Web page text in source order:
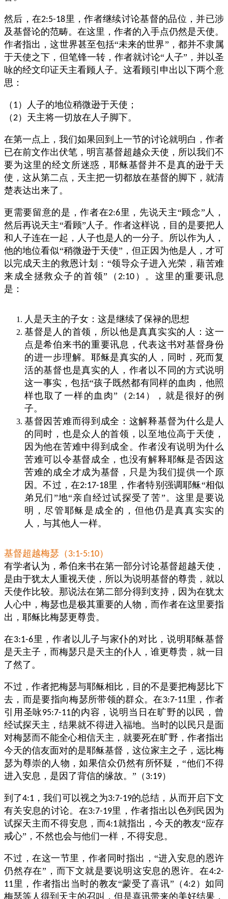
然后，在2:5-18里，作者继续讨论基督的品位，并已涉
及基督论的范畴。在这里，作者的入手点仍然是天使。
作者指出，这世界甚至包括“未来的世界”，都并不隶属
于天使之下，但笔锋一转，作者就讨论“人子”，并以圣
咏的经文印证天主看顾人子。这看顾引申出以下两个意
思：
（ 1）人子的地位稍微逊于天使；
（2）天主将一切放在人子脚下。
在第一点上，我们如果回到上一节的讨论就明白，作者
已在前文作出伏笔，明言基督超越众天使，所以我们不
要为这里的经文所迷惑，耶稣基督并不是真的逊于天
使，这从第二点，天主把一切都放在基督的脚下，就清
楚表达出来了。
更需要留意的是，作者在2:6里，先说天主“顾念”人，
然后再说天主“看顾”人子。作者这样说，目的是要把人
和人子连在一起，人子也是人的一分子。所以作为人，
他的地位看似“稍微逊于天使”，但正因为他是人，才可
以完成天主的救恩计划：“领导众子进入光荣，藉苦难
来成全拯救众子的首领”（2:10 ）。这里的重要讯息
是：
人是天主的子女：这是继续了保禄的思想
基督是人的首领，所以他是真真实实的人：这一
点是希伯来书的重要讯息，代表这书对基督身份
的进一步理解。耶稣是真实的人，同时，死而复
活的基督也是真实的人，作者以不同的方式说明
这一事实，包括“孩子既然都有同样的血肉，他照
样也取了一样的血肉”（2:14 ），就是很好的例
子。
基督因苦难而得到成全：这解释基督为什么是人
的同时，也是众人的首领，以至地位高于天使，
因为他在苦难中得到成全。作者没有说明为什么
苦难可以令基督成全，也没有解释耶稣是否因这
苦难的成全才成为基督，只是为我们提供一个原
因。不过，在2:17-18里，作者特别强调耶稣“相似
弟兄们”地“亲自经过试探受了苦”。这里是要说
明，尽管耶稣是成全的，但他仍是真真实实的
人，与其他人一样。
基督超越梅瑟（ 3:1-5:10）
有学者认为，希伯来书在第一部分讨论基督超越天使，
是由于犹太人重视天使，所以为说明基督的尊贵，就以
天使作比较。那说法在第二部分得到支持，因为在犹太
人心中，梅瑟也是极其重要的人物，而作者在这里要指
出，耶稣比梅瑟更尊贵。
在3:1-6里，作者以儿子与家仆的对比，说明耶稣基督
是天主子，而梅瑟只是天主的仆人，谁更尊贵，就一目
了然了。
不过，作者把梅瑟与耶稣相比，目的不是要把梅瑟比下
去，而是要指向梅瑟所带领的群众。在3:7-11里，作者
引用圣咏95:7-11的内容，说明当日在旷野的以民，曾
经试探天主，结果就不得进入福地。当时的以民只是面
对梅瑟而不能全心相信天主，就要死在旷野，作者指出
今天的信友面对的是耶稣基督，这位家主之子，远比梅
瑟为尊崇的人物，如果信众仍然有所怀疑，“他们不得
进入安息，是因了背信的缘故。”（ 3:19）
到了4:1 ，我们可以视之为3:7-19的总结，从而开启下文
有关安息的讨论。在3:7-19里，作者指出以色列民因为
试探天主而不得安息，而4:1就指出，今天的教友“应存
戒心”，不然也会与他们一样，不得安息。
不过，在这一节里，作者同时指出，“进入安息的恩许
仍然存在”，而下文就是要说明这安息的恩许。在4:2-
11里，作者指出当时的教友“蒙受了喜讯”（4:2 ）如同
梅瑟等人得到天主的召叫，但是喜讯带来的美好结果，